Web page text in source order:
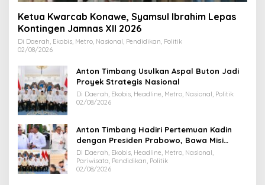
Ketua Kwarcab Konawe, Syamsul Ibrahim Lepas
Kontingen Jamnas XII 2026
Di Daerah, Ekobis, Metro, Nasional, Pendidikan, Politik
02/08/2026
Anton Timbang Usulkan Aspal Buton Jadi
Proyek Strategis Nasional
Di Daerah, Ekobis, Headline, Metro, Nasional, Politik
02/08/2026
Anton Timbang Hadiri Pertemuan Kadin
dengan Presiden Prabowo, Bawa Misi
Majukan Ekonomi Sultra
Di Daerah, Ekobis, Headline, Metro, Nasional,
Pariwisata, Pendidikan, Politik
02/08/2026